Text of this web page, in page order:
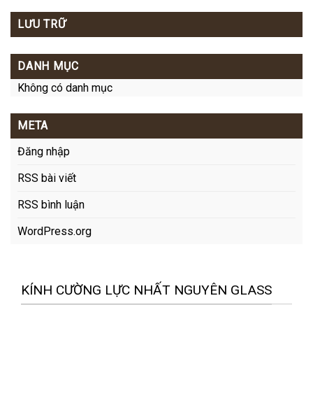
LƯU TRỮ
DANH MỤC
Không có danh mục
META
Đăng nhập
RSS bài viết
RSS bình luận
WordPress.org
KÍNH CƯỜNG LỰC NHẤT NGUYÊN GLASS